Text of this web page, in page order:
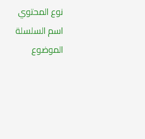
نوع المحتوي
اسم السلسلة
الموضوع